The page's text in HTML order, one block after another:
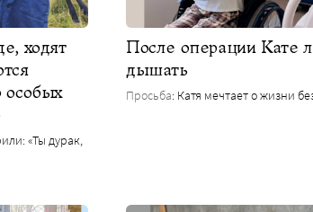
ходят
особых
«Ты дурак,
После операции Кате
дышать
Просьба: Катя мечтает о жизни